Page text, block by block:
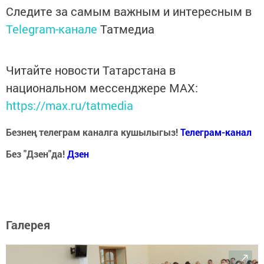
Следите за самым важным и интересным в
Telegram-канале Татмедиа
Читайте новости Татарстана в
национальном мессенджере MАХ:
https://max.ru/tatmedia
Безнең телеграм каналга кушылыгыз!Телеграм-канал
Без "Дзен"да!Дзен
Галерея